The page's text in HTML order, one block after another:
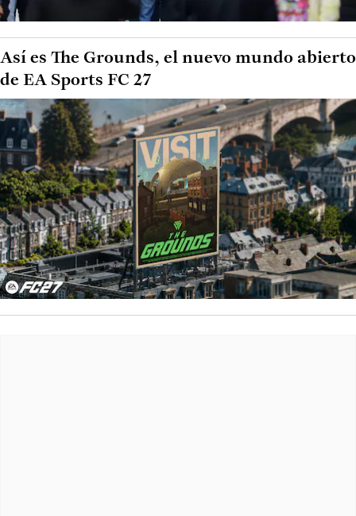
Así es The Grounds, el nuevo mundo abierto
de EA Sports FC 27